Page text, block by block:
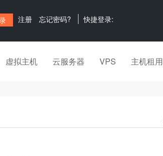
注册 忘记密码? 快捷登录:
虚拟主机 云服务器 VPS 主机租用